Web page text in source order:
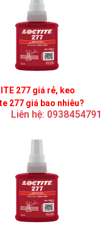
277 giá rẻ, keo
277 giá bao nhiêu?
Liên hệ: 0938454791